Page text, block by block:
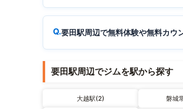
要田駅周辺で無料体験や無料カウ
要田駅周辺でジムを駅から探す
大越駅(2) 磐城